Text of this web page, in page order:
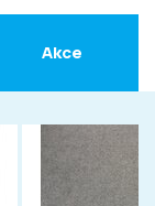
Akce